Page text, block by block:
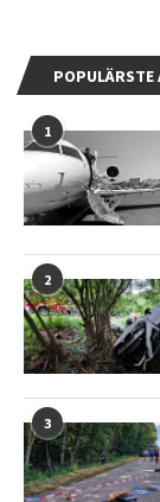
POPULÄRSTE
1
2
3